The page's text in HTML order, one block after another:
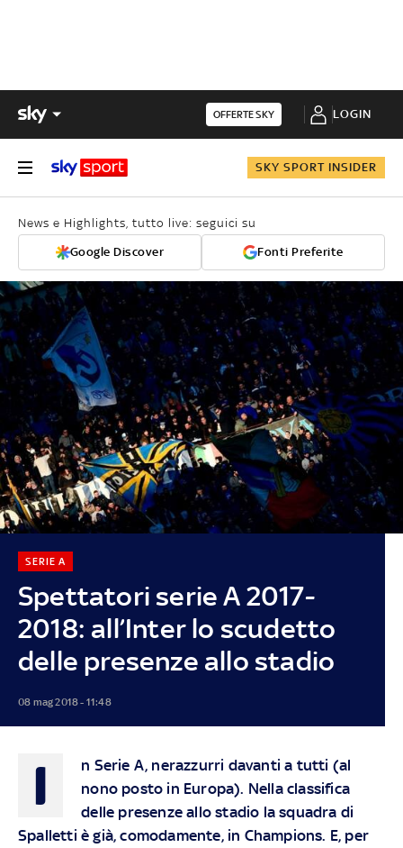
OFFERTE SKY LOGIN
SKY SPORT INSIDER
News e Highlights, tutto live: seguici su
Google Discover Fonti Preferite
Spettatori serie A 2017-
2018: all’Inter lo scudetto
delle presenze allo stadio
SERIE A
08 mag 2018 - 11:48
I
n Serie A, nerazzurri davanti a tutti (al
nono posto in Europa). Nella classifica
delle presenze allo stadio la squadra di
Spalletti è già, comodamente, in Champions. E, per